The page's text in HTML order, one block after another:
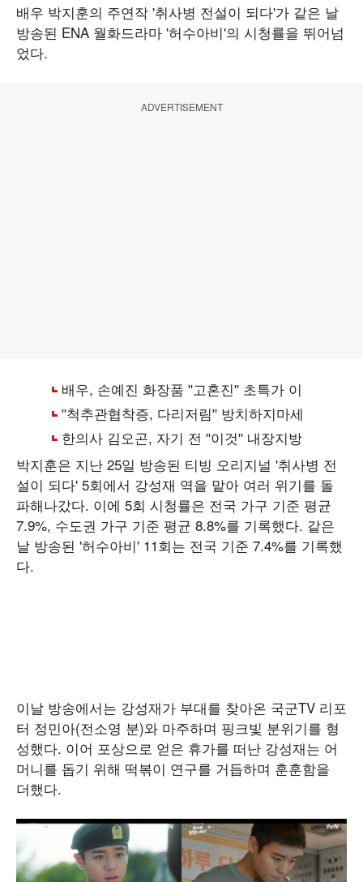
배우 박지훈의 주연작 '취사병 전설이 되다'가 같은 날
방송된 ENA 월화드라마 '허수아비'의 시청률을 뛰어넘
었다.
ADVERTISEMENT
박지훈은 지난 25일 방송된 티빙 오리지널 '취사병 전
설이 되다' 5회에서 강성재 역을 맡아 여러 위기를 돌
파해나갔다. 이에 5회 시청률은 전국 가구 기준 평균
7.9%, 수도권 가구 기준 평균 8.8%를 기록했다. 같은
날 방송된 '허수아비' 11회는 전국 기준 7.4%를 기록했
다.
이날 방송에서는 강성재가 부대를 찾아온 국군TV 리포
터 정민아(전소영 분)와 마주하며 핑크빛 분위기를 형
성했다. 이어 포상으로 얻은 휴가를 떠난 강성재는 어
머니를 돕기 위해 떡볶이 연구를 거듭하며 훈훈함을
더했다.